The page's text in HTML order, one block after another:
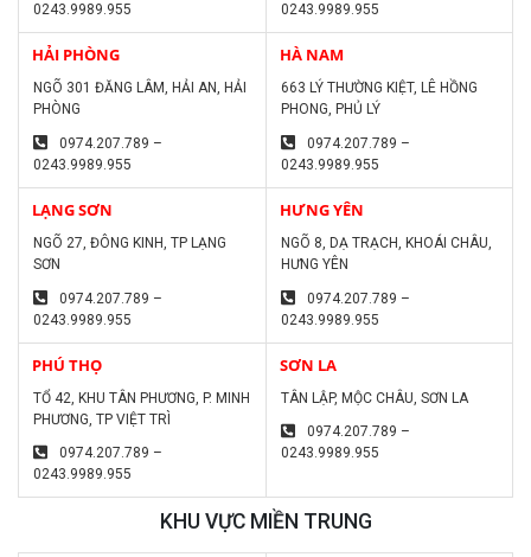
0243.9989.955
0243.9989.955
HẢI PHÒNG
NGÕ 301 ĐĂNG LÂM, HẢI AN, HẢI
PHÒNG
0974.207.789 –
0243.9989.955
HÀ NAM
663 LÝ THƯỜNG KIỆT, LÊ HỒNG
PHONG, PHỦ LÝ
0974.207.789 –
0243.9989.955
LẠNG SƠN
NGÕ 27, ĐÔNG KINH, TP LẠNG
SƠN
0974.207.789 –
0243.9989.955
HƯNG YÊN
NGÕ 8, DẠ TRẠCH, KHOÁI CHÂU,
HƯNG YÊN
0974.207.789 –
0243.9989.955
PHÚ THỌ
TỔ 42, KHU TÂN PHƯƠNG, P. MINH
PHƯƠNG, TP VIỆT TRÌ
0974.207.789 –
0243.9989.955
SƠN LA
TÂN LẬP, MỘC CHÂU, SƠN LA
0974.207.789 –
0243.9989.955
KHU VỰC MIỀN TRUNG